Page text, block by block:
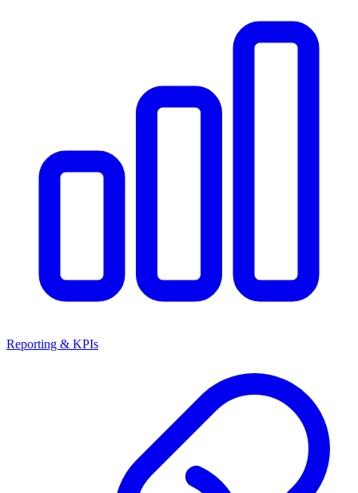
Reporting & KPIs